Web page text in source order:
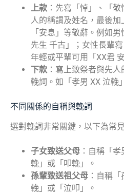
上款 ：先寫「悼」、「
人的稱謂及姓名，最後加
「安息」等敬辭。例如
先生 千古」；女性長輩
年輕或平輩可用「XX君
下款 ：寫上致祭者與先
輓詞。如「孝男 XX 泣輓
不同關係的自稱與輓詞
選對輓詞非常關鍵，以下為常
子女致送父母 ：自稱「
輓」或「叩輓」。
孫輩致送祖父母 ：自稱
輓」或「泣叩」。